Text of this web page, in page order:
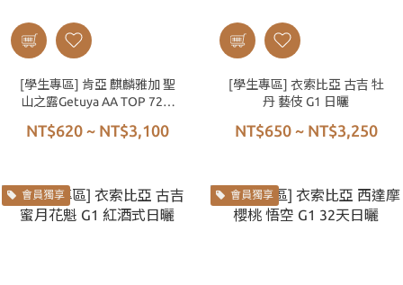
[學生專區] 肯亞 麒麟雅加 聖
山之露Getuya AA TOP 72hr
NT$620 ~ NT$3,100
[學生專區] 衣索比亞 古吉 牡
丹 藝伎 G1 日曬
NT$650 ~ NT$3,250
會員獨享 會員獨享